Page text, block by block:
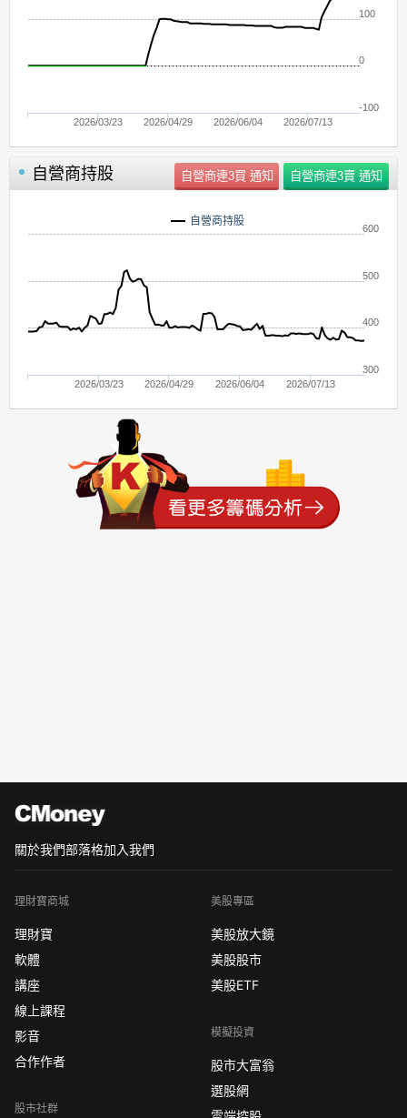
2026/03/23 2026/04/29 2026/06/04 2026/07/13
0
100
-100
自營商持股
自營商持股
2026/03/23 2026/04/29 2026/06/04 2026/07/13
400
500
300
600
關於我們部落格加入我們
理財寶商城
理財寶
軟體
講座
線上課程
影音
合作作者
股市社群
美股專區
美股放大鏡
美股股市
美股ETF
模擬投資
股市大富翁
選股網